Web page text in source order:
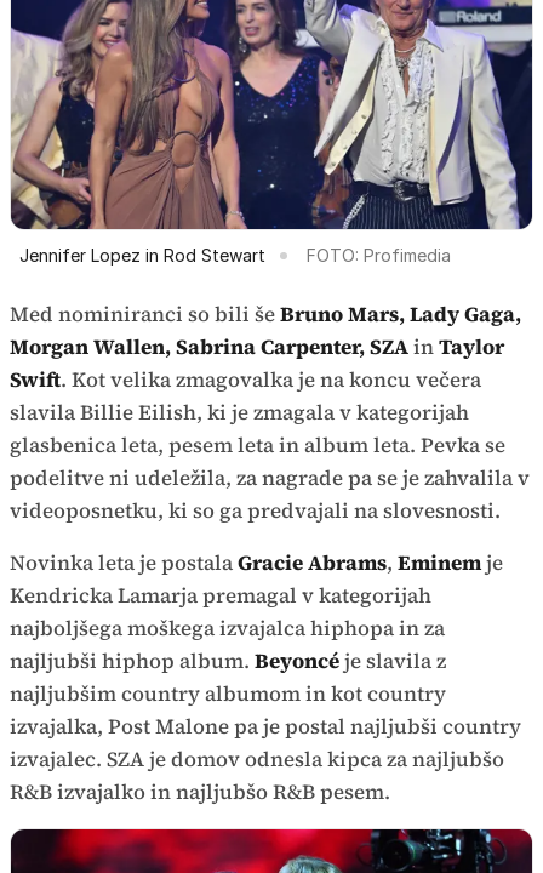
Jennifer Lopez in Rod Stewart FOTO: Profimedia
Med nominiranci so bili šeBruno Mars, Lady Gaga,
Morgan Wallen, Sabrina Carpenter, SZAinTaylor
Swift. Kot velika zmagovalka je na koncu večera
slavila Billie Eilish, ki je zmagala v kategorijah
glasbenica leta, pesem leta in album leta. Pevka se
podelitve ni udeležila, za nagrade pa se je zahvalila v
videoposnetku, ki so ga predvajali na slovesnosti.
Novinka leta je postalaGracie Abrams, Eminemje
Kendricka Lamarja premagal v kategorijah
najboljšega moškega izvajalca hiphopa in za
najljubši hiphop album. Beyoncéje slavila z
najljubšim country albumom in kot country
izvajalka, Post Malone pa je postal najljubši country
izvajalec. SZA je domov odnesla kipca za najljubšo
R&B izvajalko in najljubšo R&B pesem.